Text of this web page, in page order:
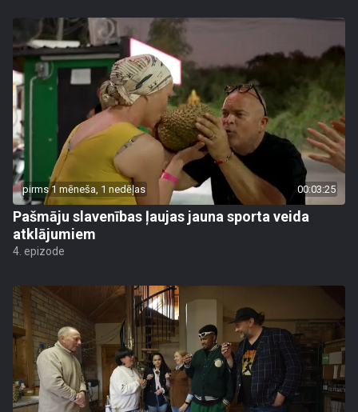
pirms 1 mēneša, 1 nedēļas 00:03:25
Pašmāju slavenības ļaujas jauna sporta veida
atklājumiem
4. epizode